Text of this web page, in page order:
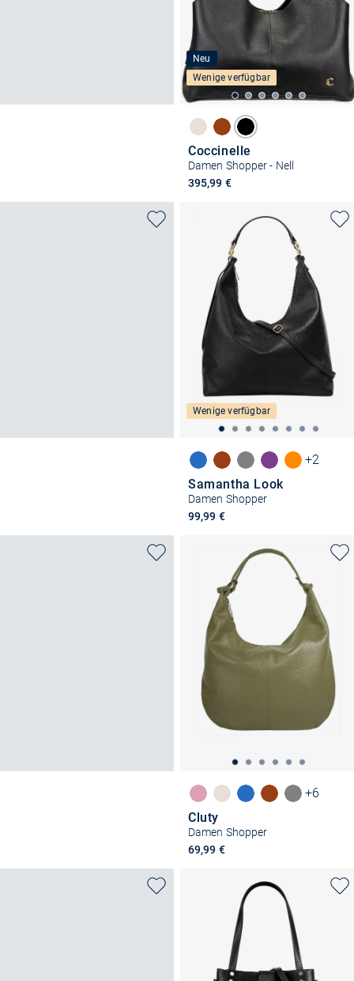
Neu
Wenige verfügbar
Coccinelle
Damen Shopper - Nell
395,99 €
Wenige verfügbar
+2
Samantha Look
Damen Shopper
99,99 €
+6
Cluty
Damen Shopper
69,99 €